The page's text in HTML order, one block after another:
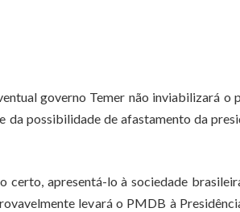
governo Temer não inviabilizará
da possibilidade de afastamento da
certo, apresentá-lo à sociedade
levará o PMDB à